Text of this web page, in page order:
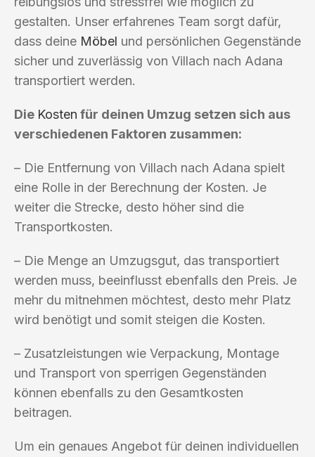
gestalten. Unser erfahrenes Team sorgt dafür,
dass deine Möbel und persönlichen Gegenstände
sicher und zuverlässig von Villach nach Adana
transportiert werden.
Die Kosten für deinen Umzug setzen sich aus
verschiedenen Faktoren zusammen:
– Die Entfernung von Villach nach Adana spielt
eine Rolle in der Berechnung der Kosten. Je
weiter die Strecke, desto höher sind die
Transportkosten.
– Die Menge an Umzugsgut, das transportiert
werden muss, beeinflusst ebenfalls den Preis. Je
mehr du mitnehmen möchtest, desto mehr Platz
wird benötigt und somit steigen die Kosten.
– Zusatzleistungen wie Verpackung, Montage
und Transport von sperrigen Gegenständen
können ebenfalls zu den Gesamtkosten
beitragen.
Um ein genaues Angebot für deinen individuellen